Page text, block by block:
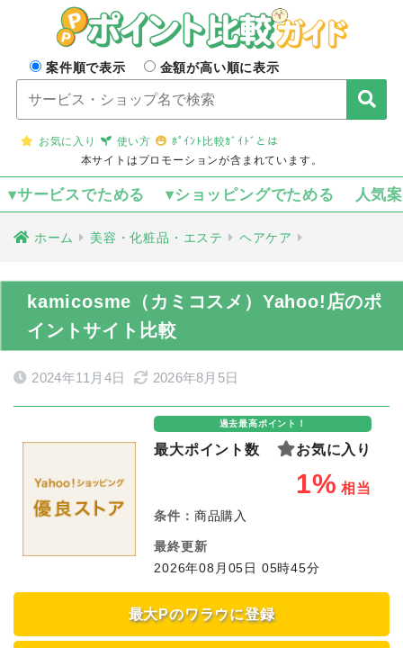
案件順で表示 金額が高い順に表示
お気に入り 使い方
ﾎﾟｲﾝﾄ比較ｶﾞｲﾄﾞとは
本サイトはプロモーションが含まれています。
▾サービスでためる ▾ショッピングでためる 人気
ホーム 美容・化粧品・エステ ヘアケア
kamicosme（カミコスメ）Yahoo!店のポ
イントサイト比較
2024年11月4日 2026年8月5日
過去最高ポイント！
最大ポイント数 お気に入り
1% 相当
条件： 商品購入
最終更新
2026年08月05日 05時45分
最大Pのワラウに登録